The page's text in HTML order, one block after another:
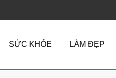
SỨC KHỎE LÀM ĐẸP